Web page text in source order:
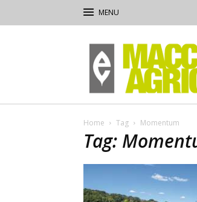
Macchine
Agricole
Home Tag Momentum
Tag: